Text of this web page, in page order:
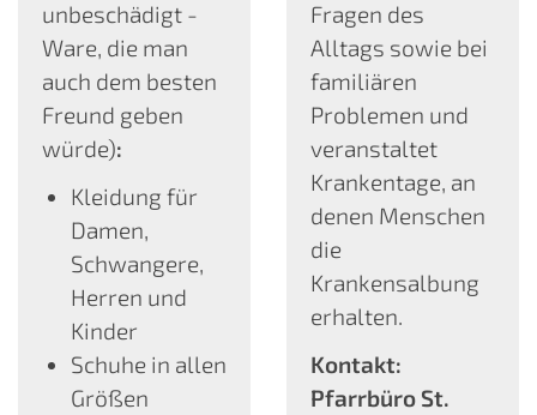
unbeschädigt -
Ware, die man
auch dem besten
Freund geben
würde):
Kleidung für
Damen,
Schwangere,
Herren und
Kinder
Schuhe in allen
Größen
Fragen des
Alltags sowie bei
familiären
Problemen und
veranstaltet
Krankentage, an
denen Menschen
die
Krankensalbung
erhalten.
Kontakt:
Pfarrbüro St.